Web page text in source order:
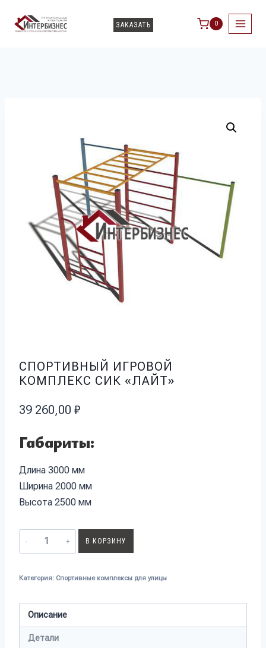
ЗАКАЗАТЬ 0
СПОРТИВНЫЙ ИГРОВОЙ
КОМПЛЕКС СИК «ЛАЙТ»
39 260,00 ₽
Габариты:
Длина 3000 мм
Ширина 2000 мм
Высота 2500 мм
В КОРЗИНУ
Категория: Спортивные комплексы для улицы
Описание
Детали